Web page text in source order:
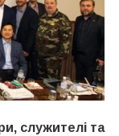
служителі та